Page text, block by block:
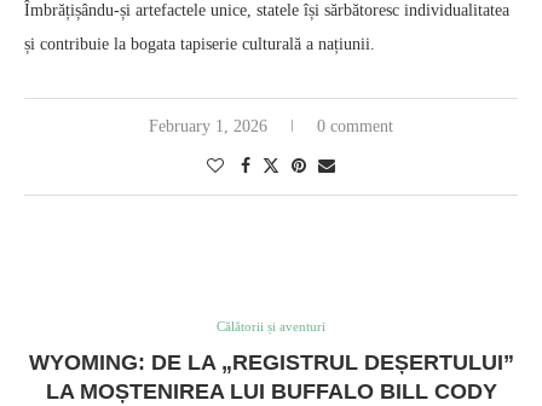
Îmbrățișându-și artefactele unice, statele își sărbătoresc individualitatea
și contribuie la bogata tapiserie culturală a națiunii.
February 1, 2026 0 comment
Călătorii și aventuri
WYOMING: DE LA „REGISTRUL DEȘERTULUI”
LA MOȘTENIREA LUI BUFFALO BILL CODY